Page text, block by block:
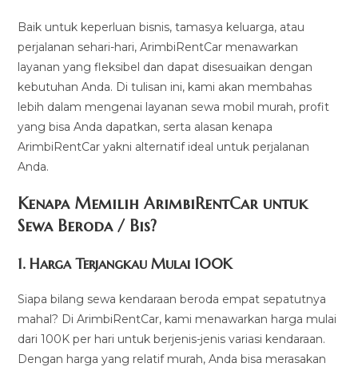
Baik untuk keperluan bisnis, tamasya keluarga, atau
perjalanan sehari-hari, ArimbiRentCar menawarkan
layanan yang fleksibel dan dapat disesuaikan dengan
kebutuhan Anda. Di tulisan ini, kami akan membahas
lebih dalam mengenai layanan sewa mobil murah, profit
yang bisa Anda dapatkan, serta alasan kenapa
ArimbiRentCar yakni alternatif ideal untuk perjalanan
Anda.
Kenapa Memilih ArimbiRentCar untuk
Sewa Beroda / Bis?
1.Harga Terjangkau Mulai 100K
Siapa bilang sewa kendaraan beroda empat sepatutnya
mahal? Di ArimbiRentCar, kami menawarkan harga mulai
dari 100K per hari untuk berjenis-jenis variasi kendaraan.
Dengan harga yang relatif murah, Anda bisa merasakan